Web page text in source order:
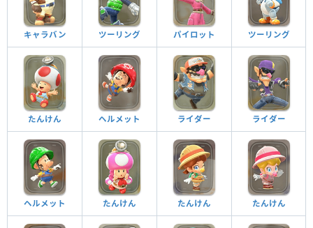
キャラバン ツーリング パイロット ツーリング
たんけん ヘルメット ライダー ライダー
ヘルメット たんけん たんけん たんけん